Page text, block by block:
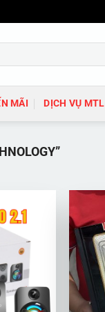
MÃI DỊCH VỤ MTL